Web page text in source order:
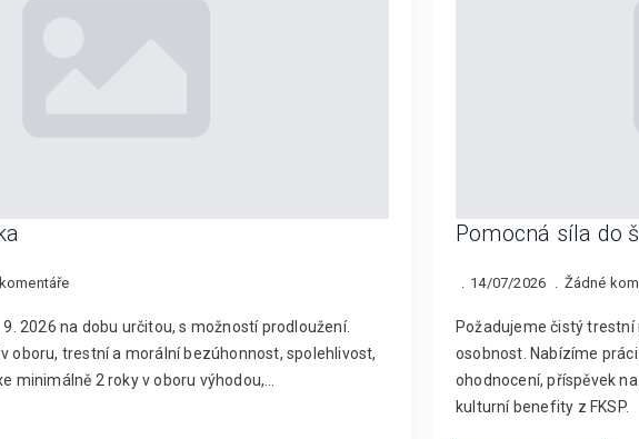
2026 na dobu určitou, s možností prodloužení.
oboru, trestní a morální bezúhonnost, spolehlivost,
minimálně 2 roky v oboru výhodou,…
Pomocná síla do
14/07/2026 Žádné
Požadujeme čistý
osobnost. Nabízíme
ohodnocení, příspěvek
kulturní benefity z FKSP.